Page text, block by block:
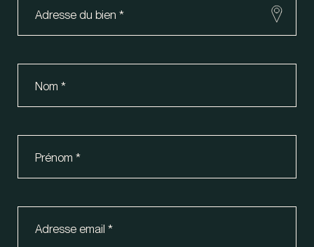
Adresse du bien *
Nom *
Prénom *
Adresse email *